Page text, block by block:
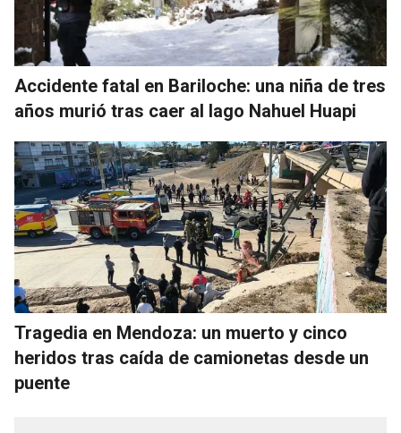
Accidente fatal en Bariloche: una niña de tres
años murió tras caer al lago Nahuel Huapi
Tragedia en Mendoza: un muerto y cinco
heridos tras caída de camionetas desde un
puente